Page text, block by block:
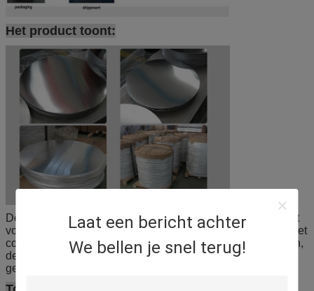
Laat een bericht achter
We bellen je snel terug!
Het product toont:
De de aluminiumcirkel/Schijf worden hoofdzakelijk gebruikt
voor algemeen commercieel en industrieel gebruik, zoals het
condensatorgeval, het tandpastageval, de medische buizen,
de keukenwaren, de nevelfles, kosmetisch geval en het
geval enz. van de lijmbuis.